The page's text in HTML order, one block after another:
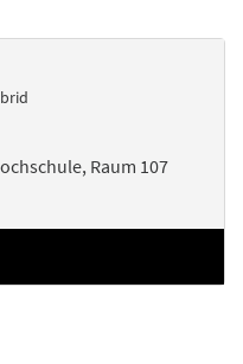
Raum 107